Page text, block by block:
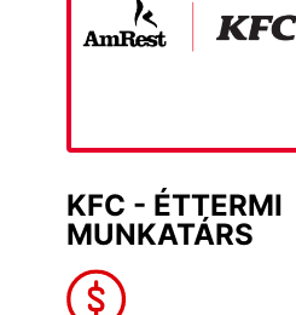
KFC - ÉTTERMI
MUNKATÁRS